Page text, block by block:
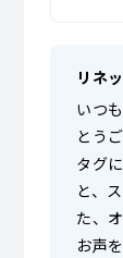
リネ
いつ
とう
タグ
と、
た、
お声